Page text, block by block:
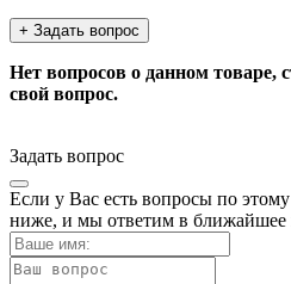
+ Задать вопрос
Нет вопросов о данном товаре,
свой вопрос.
Задать вопрос
Если у Вас есть вопросы по
ниже, и мы ответим в ближайшее